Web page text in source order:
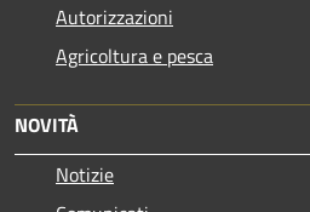
Autorizzazioni
Agricoltura e pesca
NOVITÀ
Notizie